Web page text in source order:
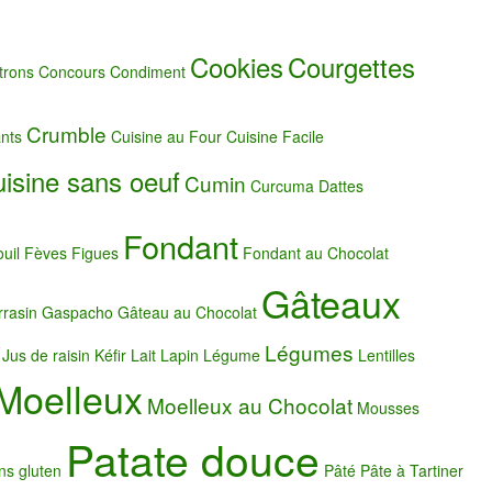
Concours Condiment CookiesCourgettes
Crumble Cuisine au Four Cuisine Facile
sans oeufCumin Curcuma Dattes
Fèves Figues Fondant Fondant au Chocolat
Gaspacho Gâteau au Chocolat Gâteaux
Jus de raisin Kéfir Lait Lapin Légume Légumes Lentilles
Moelleux au Chocolat Mousses
gluten Patate douce Pâté Pâte à Tartiner